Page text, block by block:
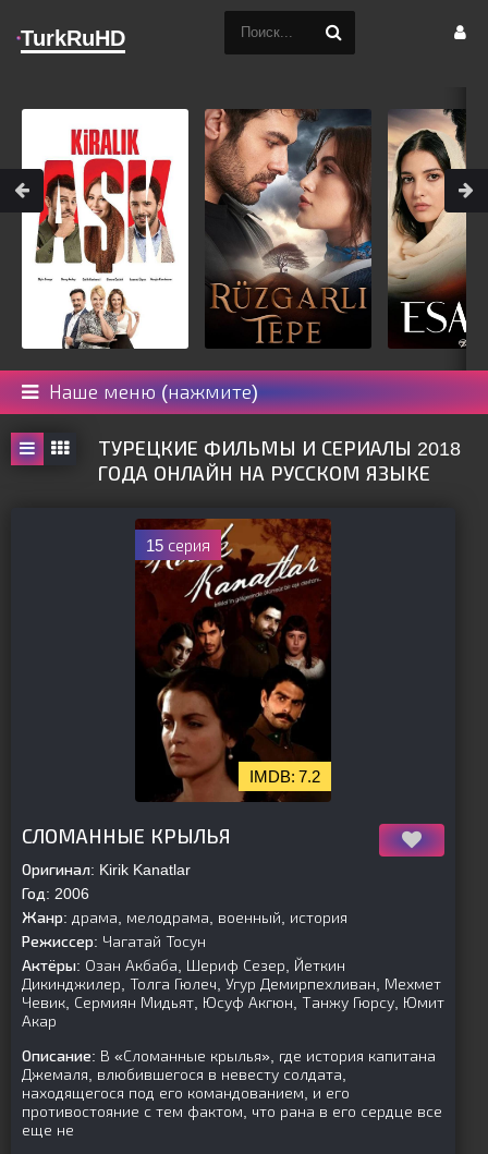
Наше меню (нажмите)
ТУРЕЦКИЕ ФИЛЬМЫ И СЕРИАЛЫ 2018
ГОДА ОНЛАЙН НА РУССКОМ ЯЗЫКЕ
15 серия
7.2
СЛОМАННЫЕ КРЫЛЬЯ
Оригинал: Kirik Kanatlar
Год: 2006
Жанр: драма, мелодрама, военный, история
Режиссер: Чагатай Тосун
Актёры: Озан Акбаба, Шериф Сезер, Йеткин
Дикинджилер, Толга Гюлеч, Угур Демирпехливан, Мехмет
Чевик, Сермиян Мидьят, Юсуф Акгюн, Танжу Гюрсу, Юмит
Акар
Описание: В «Сломанные крылья», где история капитана
Джемаля, влюбившегося в невесту солдата,
находящегося под его командованием, и его
противостояние с тем фактом, что рана в его сердце все
еще не
TurkRuHD